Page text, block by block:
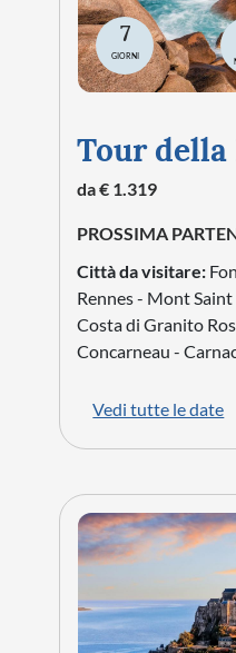
7
GIORNI
Tour
da € 1.319
PROSSIMA
Città da visitare:
Rennes - Mont
Costa di Granito
Concarneau -
Vedi tutte le date